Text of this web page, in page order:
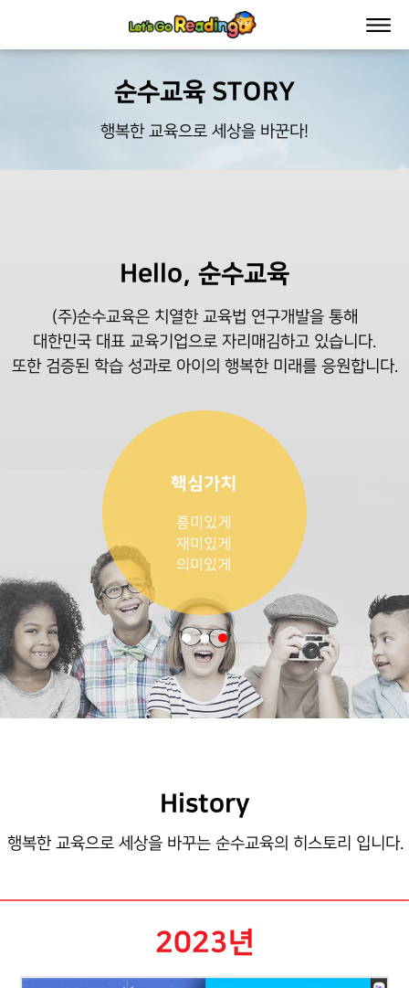
순수교육 STORY
행복한 교육으로 세상을 바꾼다!
Hello, 순수교육
(주)순수교육은 치열한 교육법 연구개발을 통해
대한민국 대표 교육기업으로 자리매김하고 있습니다.
또한 검증된 학습 성과로 아이의 행복한 미래를 응원합니다.
History
행복한 교육으로 세상을 바꾸는 순수교육의 히스토리 입니다.
2023년